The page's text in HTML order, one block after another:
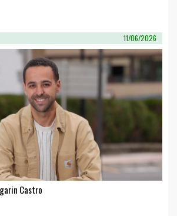
11/06/2026
Castro